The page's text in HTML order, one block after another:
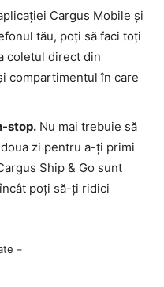
Cargus Mobile și
tău, poți să faci toți
coletul direct din
compartimentul în care
stop. Nu mai trebuie să
zi pentru a-ți primi
Ship & Go sunt
poți să-ți ridici
–